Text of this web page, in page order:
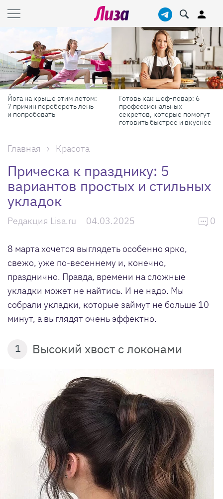
Готовь как шеф-повар: 6
профессиональных
секретов, которые помогут
Масштабные приключения:
самые красивые фестивали
России в августе
Главная Красота
Прическа к празднику: 5
вариантов простых и стильных
укладок
Редакция Lisa.ru 04.03.2025 0
8 марта хочется выглядеть особенно ярко,
свежо, уже по-весеннему и, конечно,
празднично. Правда, времени на сложные
укладки может не найтись. И не надо. Мы
собрали укладки, которые займут не больше 10
минут, а выглядят очень эффектно.
1 Высокий хвост с локонами